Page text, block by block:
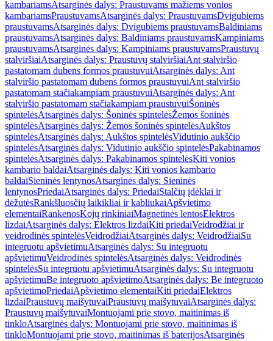
kambariamsAtsarginės dalys: Praustuvams mažiems vonios
kambariamsPraustuvamsAtsarginės dalys: PraustuvamsDvigubiems
praustuvamsAtsarginės dalys: Dvigubiems praustuvamsBaldiniams
praustuvamsAtsarginės dalys: Baldiniams praustuvamsKampiniams
praustuvamsAtsarginės dalys: Kampiniams praustuvamsPraustuvų
stalviršiaiAtsarginės dalys: Praustuvų stalviršiaiAnt stalviršio
pastatomam dubens formos praustuvuiAtsarginės dalys: Ant
stalviršio pastatomam dubens formos praustuvuiAnt stalviršio
pastatomam stačiakampiam praustuvuiAtsarginės dalys: Ant
stalviršio pastatomam stačiakampiam praustuvuiŠoninės
spintelėsAtsarginės dalys: Šoninės spintelėsŽemos šoninės
spintelėsAtsarginės dalys: Žemos šoninės spintelėsAukštos
spintelėsAtsarginės dalys: Aukštos spintelėsVidutinio aukščio
spintelėsAtsarginės dalys: Vidutinio aukščio spintelėsPakabinamos
spintelėsAtsarginės dalys: Pakabinamos spintelėsKiti vonios
kambario baldaiAtsarginės dalys: Kiti vonios kambario
baldaiSieninės lentynosAtsarginės dalys: Sieninės
lentynosPriedaiAtsarginės dalys: PriedaiStalčių įdėklai ir
dėžutėsRankšluosčių laikikliai ir kabliukaiApšvietimo
elementaiRankenosKojų rinkiniaiMagnetinės lentosElektros
lizdaiAtsarginės dalys: Elektros lizdaiKiti priedaiVeidrodžiai ir
veidrodinės spintelėsVeidrodžiaiAtsarginės dalys: VeidrodžiaiSu
integruotu apšvietimuAtsarginės dalys: Su integruotu
apšvietimuVeidrodinės spintelėsAtsarginės dalys: Veidrodinės
spintelėsSu integruotu apšvietimuAtsarginės dalys: Su integruotu
apšvietimuBe integruoto apšvietimoAtsarginės dalys: Be integruoto
apšvietimoPriedaiApšvietimo elementaiKiti priedaiElektros
lizdaiPraustuvų maišytuvaiPraustuvų maišytuvaiAtsarginės dalys:
Praustuvų maišytuvaiMontuojami prie stovo, maitinimas iš
tinkloAtsarginės dalys: Montuojami prie stovo, maitinimas iš
tinkloMontuojami prie stovo, maitinimas iš baterijosAtsarginės